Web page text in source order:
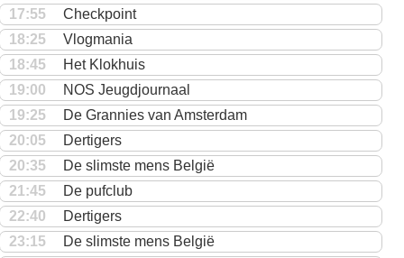
17:55
Checkpoint
18:25
Vlogmania
18:45
Het Klokhuis
19:00
NOS Jeugdjournaal
19:25
De Grannies van Amsterdam
20:05
Dertigers
20:35
De slimste mens België
21:45
De pufclub
22:40
Dertigers
23:15
De slimste mens België